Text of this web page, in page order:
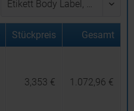
Stückpreis Gesamt
3,353 € 1.072,96 €